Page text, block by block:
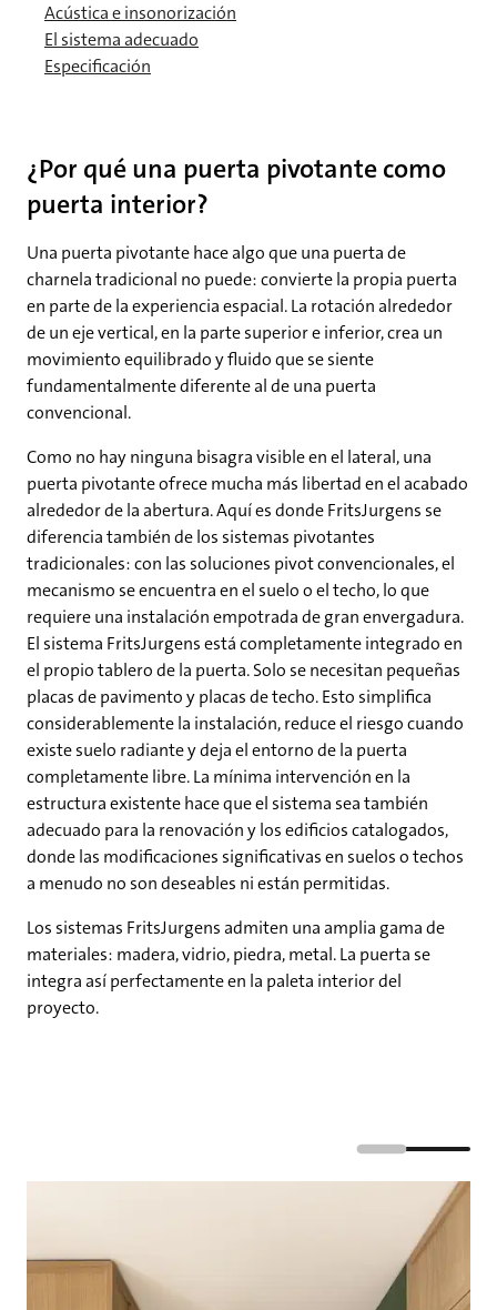
Acústica e insonorización
El sistema adecuado
Especificación
¿Por qué una puerta pivotante como
puerta interior?
Una puerta pivotante hace algo que una puerta de
charnela tradicional no puede: convierte la propia puerta
en parte de la experiencia espacial. La rotación alrededor
de un eje vertical, en la parte superior e inferior, crea un
movimiento equilibrado y fluido que se siente
fundamentalmente diferente al de una puerta
convencional.
Como no hay ninguna bisagra visible en el lateral, una
puerta pivotante ofrece mucha más libertad en el acabado
alrededor de la abertura. Aquí es donde FritsJurgens se
diferencia también de los sistemas pivotantes
tradicionales: con las soluciones pivot convencionales, el
mecanismo se encuentra en el suelo o el techo, lo que
requiere una instalación empotrada de gran envergadura.
El sistema FritsJurgens está completamente integrado en
el propio tablero de la puerta. Solo se necesitan pequeñas
placas de pavimento y placas de techo. Esto simplifica
considerablemente la instalación, reduce el riesgo cuando
existe suelo radiante y deja el entorno de la puerta
completamente libre. La mínima intervención en la
estructura existente hace que el sistema sea también
adecuado para la renovación y los edificios catalogados,
donde las modificaciones significativas en suelos o techos
a menudo no son deseables ni están permitidas.
Los sistemas FritsJurgens admiten una amplia gama de
materiales: madera, vidrio, piedra, metal. La puerta se
integra así perfectamente en la paleta interior del
proyecto.